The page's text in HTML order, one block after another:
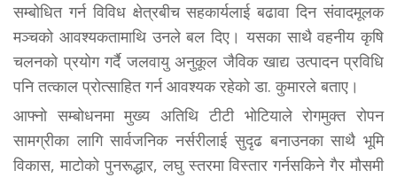
सम्बोधित गर्न विविध क्षेत्रबीच सहकार्यलाई बढावा दिन संवादमूलक
मञ्चको आवश्यकतामाथि उनले बल दिए। यसका साथै वहनीय कृषि
चलनको प्रयोग गर्दै जलवायु अनुकूल जैविक खाद्य उत्पादन प्रविधि
पनि तत्काल प्रोत्साहित गर्न आवश्यक रहेको डा. कुमारले बताए।
आफ्नो सम्बोधनमा मुख्य अतिथि टीटी भोटियाले रोगमुक्त रोपन
सामग्रीका लागि सार्वजनिक नर्सरीलाई सुदृढ बनाउनका साथै भूमि
विकास, माटोको पुनरूद्धार, लघु स्तरमा विस्तार गर्नसकिने गैर मौसमी